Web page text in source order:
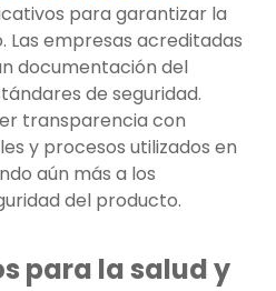
para garantizar la
Las empresas acreditadas
documentación del
de seguridad.
transparencia con
y procesos utilizados en
aún más a los
del producto.
para la salud y